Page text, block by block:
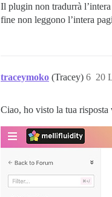
Il plugin non tradurrà
fine non leggono l’intera
traceymoko (Tracey) 20
6
Ciao, ho visto la tua